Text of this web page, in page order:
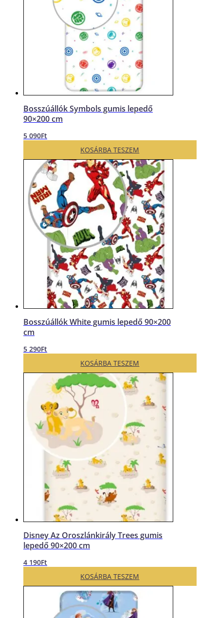
Bosszúállók Symbols gumis lepedő
90×200 cm
5 090Ft
KOSÁRBA TESZEM
Bosszúállók White gumis lepedő 90×200
cm
5 290Ft
KOSÁRBA TESZEM
Disney Az Oroszlánkirály Trees gumis
lepedő 90×200 cm
4 190Ft
KOSÁRBA TESZEM